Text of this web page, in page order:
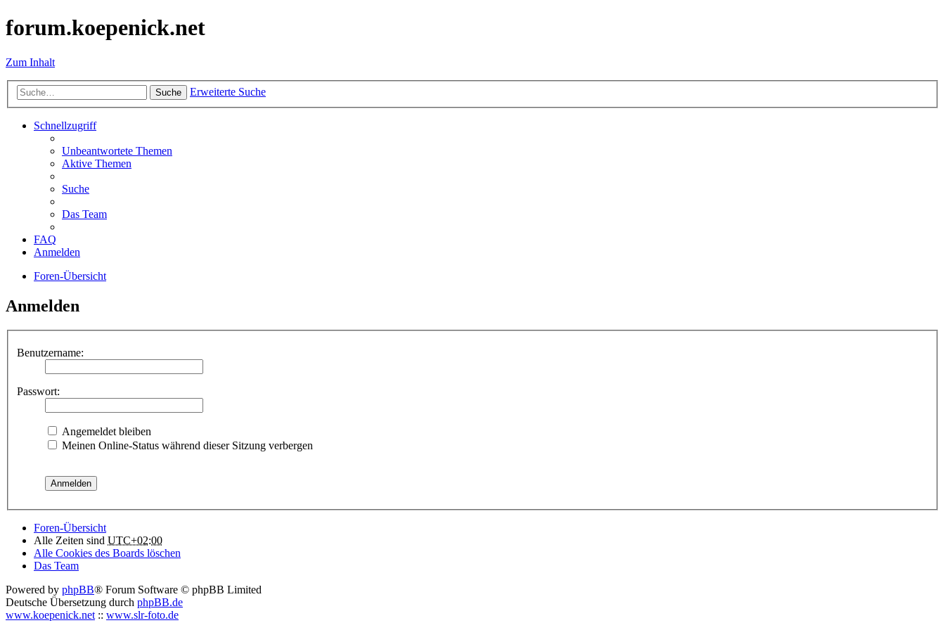
forum.koepenick.net
Zum Inhalt
Suche Erweiterte Suche
Schnellzugriff
Unbeantwortete Themen
Aktive Themen
Suche
Das Team
FAQ
Anmelden
Foren-Übersicht
Anmelden
Benutzername:
Passwort:
Angemeldet bleiben
Meinen Online-Status während dieser Sitzung verbergen
Foren-Übersicht
Alle Zeiten sind UTC+02:00
Alle Cookies des Boards löschen
Das Team
Powered by phpBB® Forum Software © phpBB Limited
Deutsche Übersetzung durch phpBB.de
www.koepenick.net :: www.slr-foto.de